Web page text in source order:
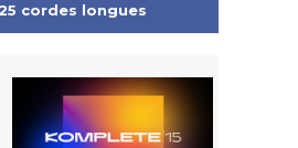
cordes longues